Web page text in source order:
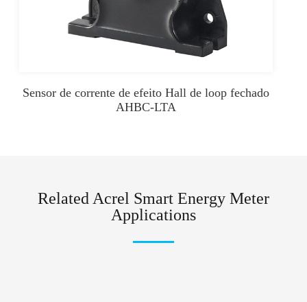
Sensor de corrente de efeito Hall de loop fechado
AHBC-LTA
Related Acrel Smart Energy Meter
Applications